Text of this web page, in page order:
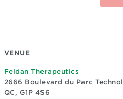
VENUE
Feldan Therapeutics
2666 Boulevard du Parc
QC, G1P 4S6